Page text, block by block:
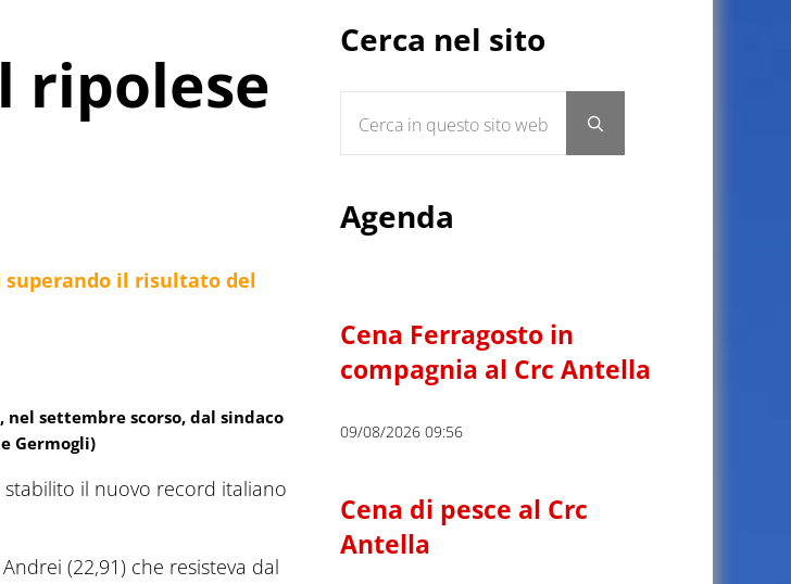
ripolese
superando il risultato del
settembre scorso, dal sindaco
Germogli)
il nuovo record italiano
(22,91) che resisteva dal
Cerca nel sito
Submit search
Agenda
Cena Ferragosto in
compagnia al Crc Antella
09/08/2026 09:56
Cena di pesce al Crc
Antella